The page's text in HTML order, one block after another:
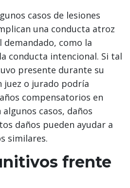
casos de lesiones
una conducta atroz
como la
conducta intencional. Si tal
presente durante su
juez o jurado podría
compensatorios en
algunos casos, daños
daños pueden ayudar a
similares.
frente